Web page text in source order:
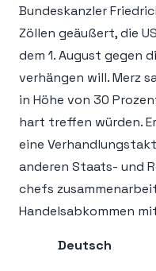
Bundeskanzler
Zöllen geäußert, die
dem 1. August gegen
verhängen will. Merz
in Höhe von 30
hart treffen würden.
eine
anderen Staats- und
chefs
Handelsabkommen
Deutsch